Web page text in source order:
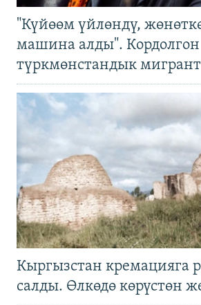
"Күйөөм үйлөндү,
машина алды". Кордолгон
түркмөнстандык
Кыргызстан кремацияга
салды. Өлкөдө көрүстөн